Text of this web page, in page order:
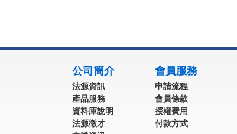
公司簡介
法源資訊
產品服務
資料庫說明
法源徵才
會員服務
申請流程
會員條款
授權費用
付款方式